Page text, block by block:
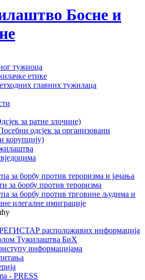
Босне и
тужиоца
етике
главних тужилаца
за ратне злочине)
одсјек за организовани
корупцију)
за борбу против тероризма и јачања
за борбу против тероризма
за борбу против трговине људима и
илегалне имиграције
расположивих информација
Тужилаштва БиХ
информацијама
- PRESS